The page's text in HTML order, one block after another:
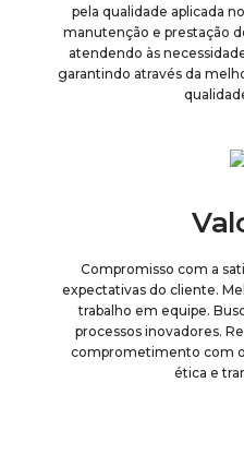
pela qualidade aplicada
manutenção e prestação
atendendo às
garantindo através da
Compromisso com a
expectativas do cliente.
trabalho em equipe.
processos inovadores.
comprometimento com
ética e